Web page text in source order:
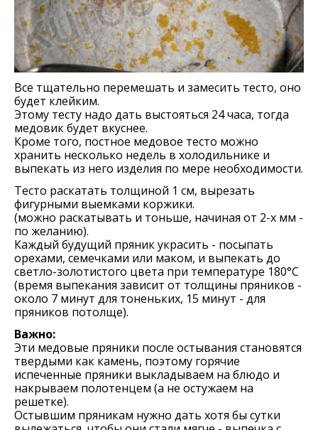
Все тщательно перемешать и замесить тесто, оно
будет клейким.
Этому тесту надо дать выстояться 24 часа, тогда
медовик будет вкуснее.
Кроме того, постное медовое тесто можно
хранить несколько недель в холодильнике и
выпекать из него изделия по мере необходимости.
Тесто раскатать толщиной 1 см, вырезать
фигурными выемками коржики.
(можно раскатывать и тоньше, начиная от 2-х мм -
по желанию).
Каждый будущий пряник украсить - посыпать
орехами, семечками или маком, и выпекать до
светло-золотистого цвета при температуре 180°C
(время выпекания зависит от толщины пряников -
около 7 минут для тоненьких, 15 минут - для
пряников потолще).
Важно:
Эти медовые пряники после остывания становятся
твердыми как камень, поэтому горячие
испеченные пряники выкладываем на блюдо и
накрываем полотенцем (а не остужаем на
решетке).
Остывшим пряникам нужно дать хотя бы сутки